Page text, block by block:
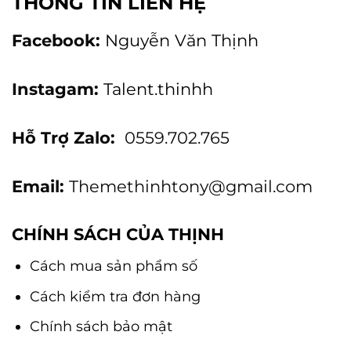
Facebook: Nguyễn Văn Thịnh
Instagam: Talent.thinhh
Hỗ Trợ Zalo: 0559.702.765
Email: Themethinhtony@gmail.com
CHÍNH SÁCH CỦA THỊNH
Cách mua sản phẩm số
Cách kiểm tra đơn hàng
Chính sách bảo mật